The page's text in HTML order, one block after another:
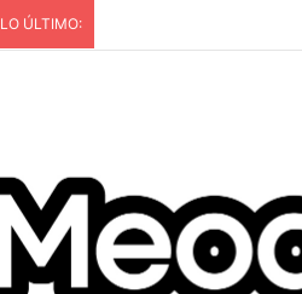
LO ÚLTIMO: